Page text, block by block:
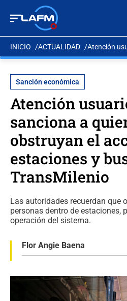
INICIO ACTUALIDAD Atención
Sanción económica
Atención
sanciona a
obstruyan el
estaciones y
TransMilenio
Las autoridades recuerdan que
personas dentro de estaciones,
operación del sistema.
Flor Angie Baena